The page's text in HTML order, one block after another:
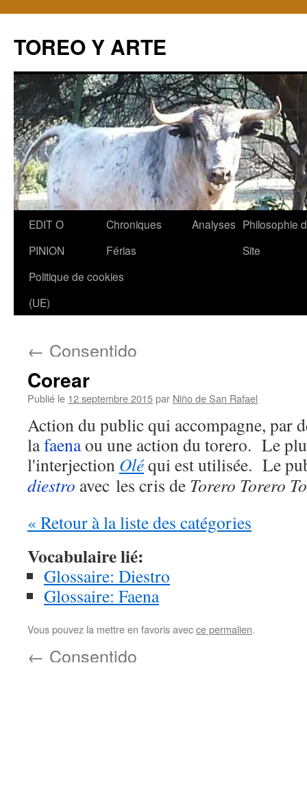
TOREO Y ARTE
Aller
contenu
EDIT O
PINION
Chroniques
Férias
Analyses Philosophie
Site
Politique de cookies
(UE)
← Consentido
Corear
Publié le 12 septembre 2015par Niño de San Rafael
Action du public qui accompagne, par
lafaenaou une action du torero. Le
l'interjection Oléqui est utilisée. Le
diestro avec les cris de Torero Torero
« Retour à la liste des catégories
Vocabulaire lié:
Glossaire: Diestro
Glossaire: Faena
Vous pouvez la mettre en favoris avecce permalien.
← Consentido